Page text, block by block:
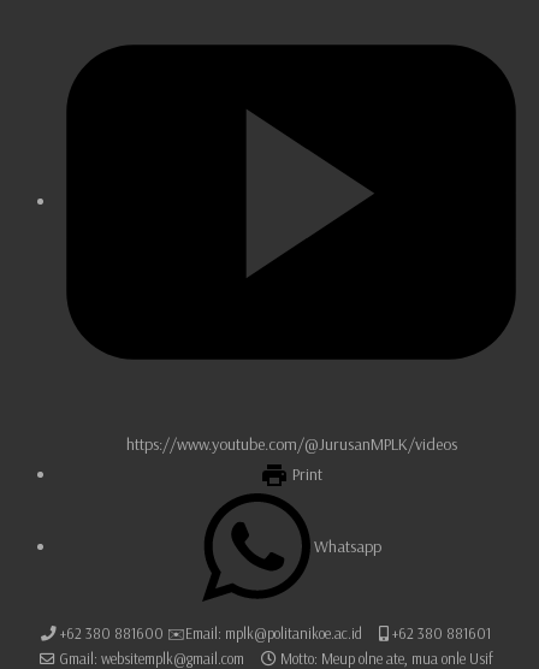
https://www.youtube.com/@JurusanMPLK/videos
Print
Whatsapp
+62 380 881600 ✉️Email: mplk@politanikoe.ac.id
+62 380 881601
Gmail: websitemplk@gmail.com
Motto: Meup olne ate, mua onle Usif